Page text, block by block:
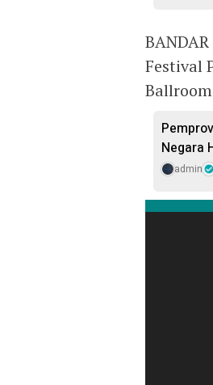
Festival
Negara
admin